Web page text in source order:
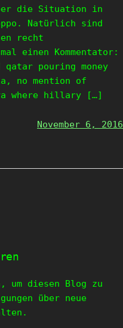
die Situation in
Natürlich sind
recht
einen Kommentator:
pouring money
no mention of
where hillary […]
November 6, 2016
um diesen Blog zu
über neue